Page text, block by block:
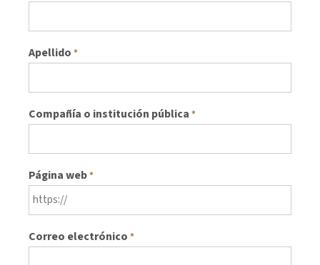
Apellido *
Compañía o institución pública *
Página web*
Correo electrónico *